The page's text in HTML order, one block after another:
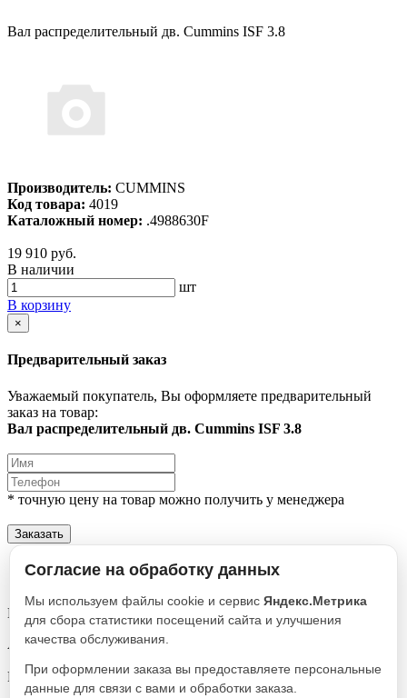
Вал распределительный дв. Cummins ISF 3.8
Производитель: CUMMINS
Код товара: 4019
Каталожный номер: .4988630F
19 910 руб.
В наличии
шт
В корзину
×
Предварительный заказ
Уважаемый покупатель, Вы оформляете предварительный
заказ на товар:
Вал распределительный дв. Cummins ISF 3.8
* точную цену на товар можно получить у менеджера
Заказать
Описание
Вал распределительный дв. Cummins ISF 3.8
Артикул
Реквизиты
Внутренние составляющие / Товар / 4019
Согласие на обработку данных
Мы используем файлы cookie и сервис Яндекс.Метрика
для сбора статистики посещений сайта и улучшения
качества обслуживания.
При оформлении заказа вы предоставляете персональные
данные для связи с вами и обработки заказа.